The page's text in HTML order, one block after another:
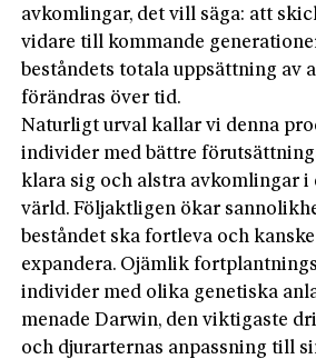
avkomlingar, det vill säga: att
vidare till kommande
beståndets totala uppsättning av
förändras över tid.
Naturligt urval kallar vi denna
individer med bättre
klara sig och alstra avkomlingar i
värld. Följaktligen ökar
beståndet ska fortleva och
expandera. Ojämlik
individer med olika genetiska
menade Darwin, den viktigaste
och djurarternas anpassning till